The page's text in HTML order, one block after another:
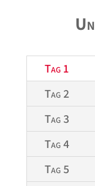
Tag 1
Tag 2
Tag 3
Tag 4
Tag 5